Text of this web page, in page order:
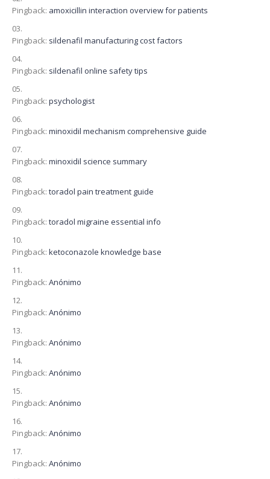
Pingback: amoxicillin interaction overview for patients
Pingback: sildenafil manufacturing cost factors
Pingback: sildenafil online safety tips
Pingback: psychologist
Pingback: minoxidil mechanism comprehensive guide
Pingback: minoxidil science summary
Pingback: toradol pain treatment guide
Pingback: toradol migraine essential info
Pingback: ketoconazole knowledge base
Pingback: Anónimo
Pingback: Anónimo
Pingback: Anónimo
Pingback: Anónimo
Pingback: Anónimo
Pingback: Anónimo
Pingback: Anónimo